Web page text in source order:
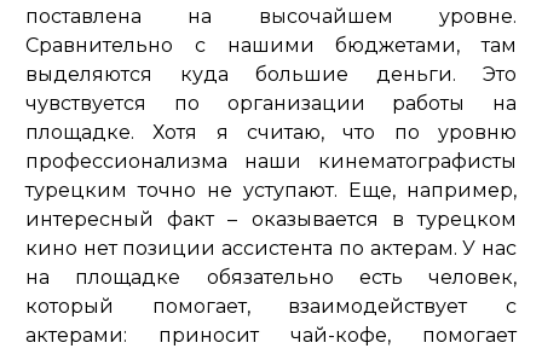
поставлена на высочайшем уровне.
Сравнительно с нашими бюджетами, там
выделяются куда большие деньги. Это
чувствуется по организации работы на
площадке. Хотя я считаю, что по уровню
профессионализма наши кинематографисты
турецким точно не уступают. Еще, например,
интересный факт – оказывается в турецком
кино нет позиции ассистента по актерам. У нас
на площадке обязательно есть человек,
который помогает, взаимодействует с
актерами: приносит чай-кофе, помогает